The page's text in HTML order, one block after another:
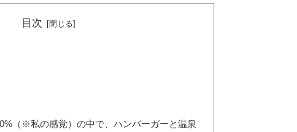
目次
（※私の感覚）の中で、ハンバーガーと温泉